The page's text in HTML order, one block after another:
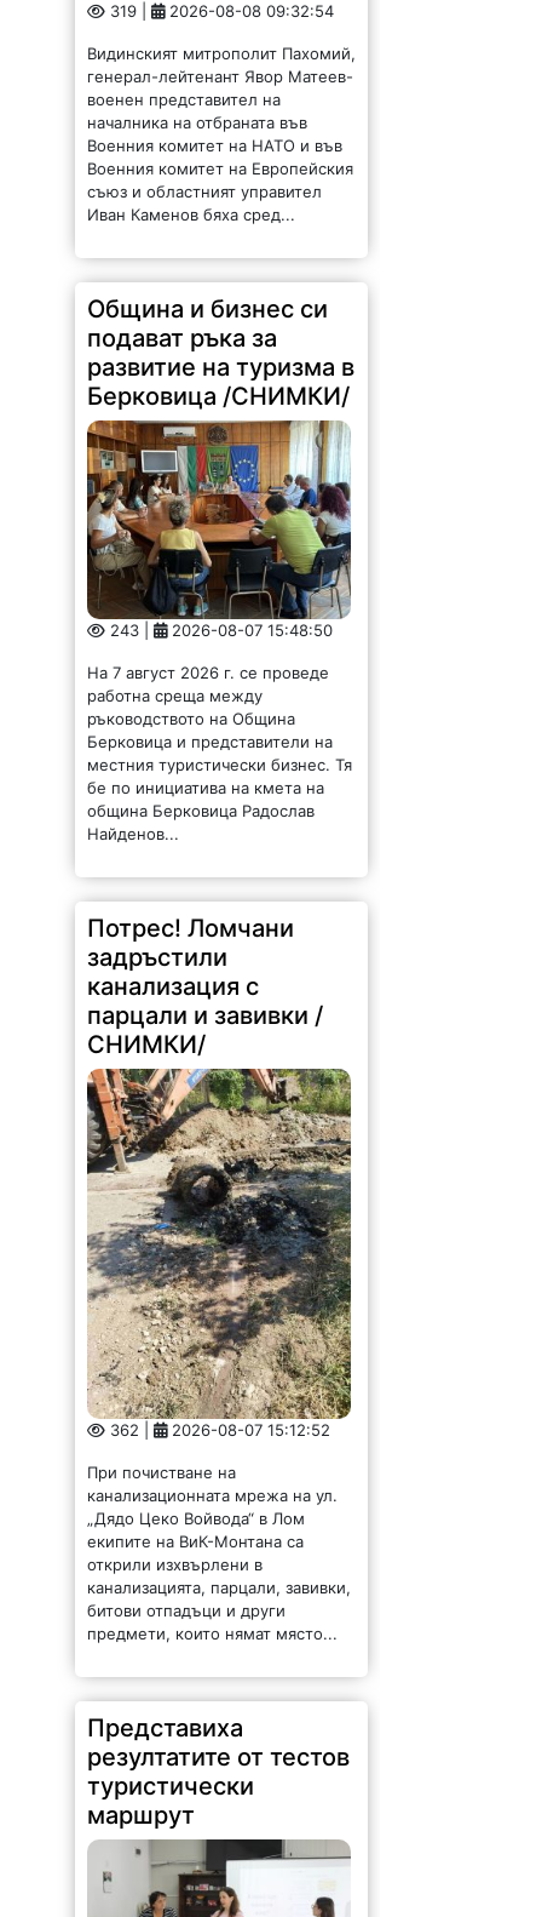
Видинският митрополит Пахомий,
военен представител на
началника на отбраната във
Военния комитет на НАТО и във
Военния комитет на Европейския
съюз и областният управител
Иван Каменов бяха сред...
Община и бизнес си
подават ръка за
развитие на туризма в
Берковица /СНИМКИ/
243 | 2026-08-07 15:48:50
На 7 август 2026 г. се проведе
ръководството на Община
Берковица и представители на
местния туристически бизнес. Тя
бе по инициатива на кмета на
община Берковица Радослав
Найденов...
Потрес! Ломчани
задръстили
канализация с
парцали и завивки /
СНИМКИ/
362 | 2026-08-07 15:12:52
При почистване на
„Дядо Цеко Войвода“ в Лом
екипите на ВиК-Монтана са
открили изхвърлени в
канализацията, парцали, завивки,
битови отпадъци и други
предмети, които нямат място...
Представиха
резултатите от тестов
туристически
маршрут